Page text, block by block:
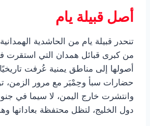
أصل قبيلة يام
تنحدر قبيلة يام من الحاشدية
من كبرى قبائل همدان التي استقرت
أصولها إلى مناطق يمنية عُرفت تاريخيًا
حضارات سبأ وحِمْيَر مع مرور الزمن،
وانتشرت خارج اليمن، لا سيما في
دول الخليج، لتظل محتفظة بعاداتها